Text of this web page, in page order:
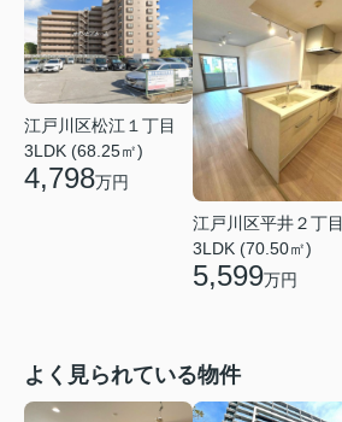
江戸川区松江１丁目
3LDK (68.25㎡)
4,798万円
江戸川区平井２丁目
3LDK (70.50㎡)
5,599万円
よく見られている物件